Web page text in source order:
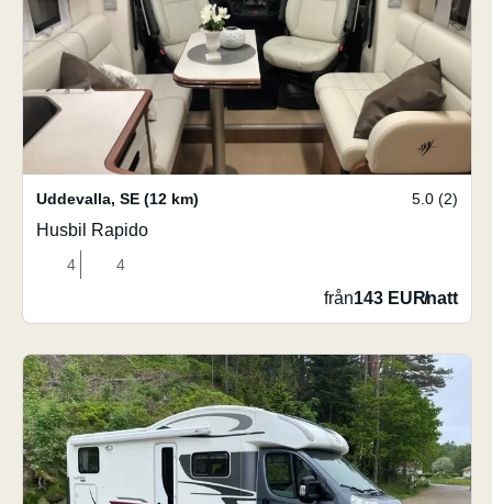
Uddevalla, SE (12 km) 5.0 (2)
Husbil Rapido
4 4
från143 EUR/natt